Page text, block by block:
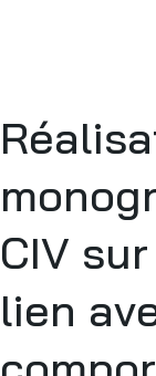
CIV
lien